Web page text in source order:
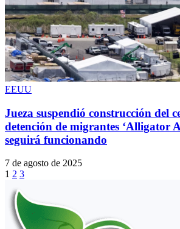
EEUU
Jueza suspendió construcción del
detención de migrantes ‘Alligator
seguirá funcionando
7 de agosto de 2025
1 2 3